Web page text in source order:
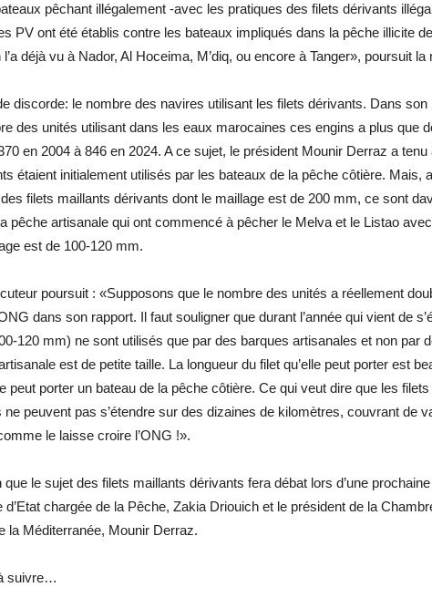
pêchant illégalement -avec les pratiques des filets dérivants
PV ont été établis contre les bateaux impliqués dans la pêche illicite
déjà vu à Nador, Al Hoceima, M’diq, ou encore à Tanger», poursuit
discorde: le nombre des navires utilisant les filets dérivants. Dans son
des unités utilisant dans les eaux marocaines ces engins a plus que
en 2004 à 846 en 2024. A ce sujet, le président Mounir Derraz a tenu
étaient initialement utilisés par les bateaux de la pêche côtière. Mais,
des filets maillants dérivants dont le maillage est de 200 mm, ce sont
pêche artisanale qui ont commencé à pêcher le Melva et le Listao
est de 100-120 mm.
poursuit : «Supposons que le nombre des unités a réellement
dans son rapport. Il faut souligner que durant l’année qui vient de
120 mm) ne sont utilisés que par des barques artisanales et non par
est de petite taille. La longueur du filet qu’elle peut porter est
peut porter un bateau de la pêche côtière. Ce qui veut dire que les
ne peuvent pas s’étendre sur des dizaines de kilomètres, couvrant de
le laisse croire l’ONG !».
que le sujet des filets maillants dérivants fera débat lors d’une
d’Etat chargée de la Pêche, Zakia Driouich et le président de la
la Méditerranée, Mounir Derraz.
suivre…